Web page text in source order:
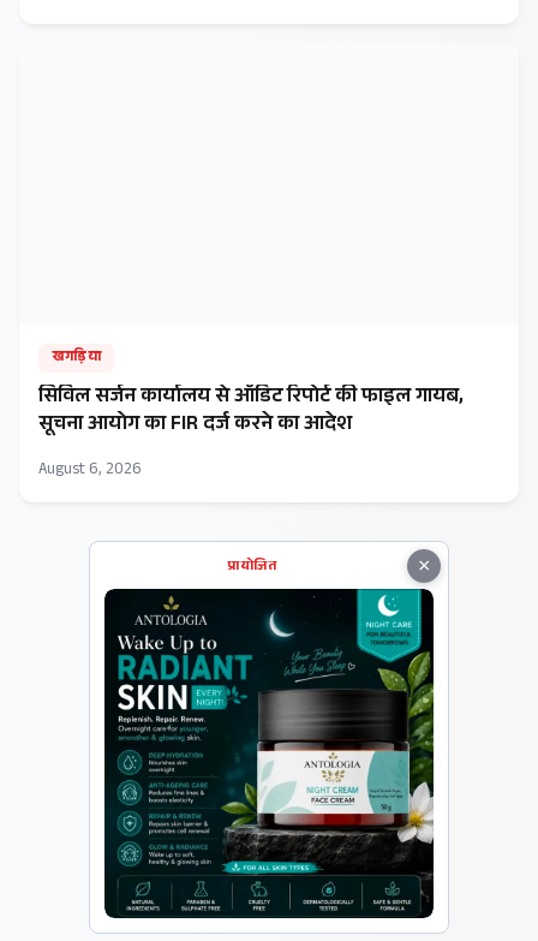
खगड़िया
सिविल सर्जन कार्यालय से ऑडिट रिपोर्ट की फाइल गायब,
सूचना आयोग का FIR दर्ज करने का आदेश
August 6, 2026
×
प्रायोजित